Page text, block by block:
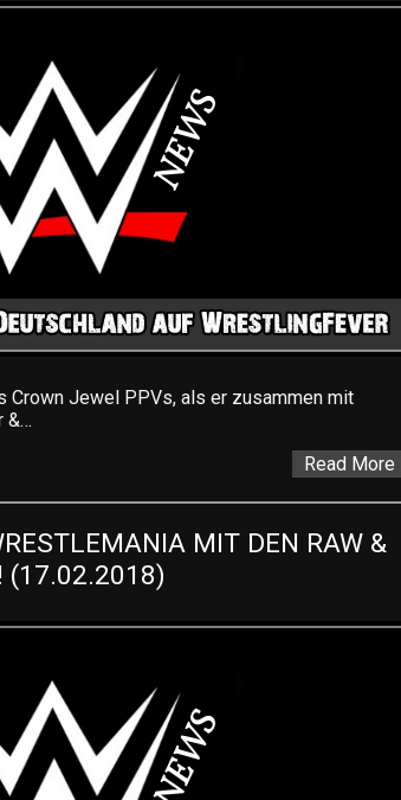
Crown Jewel PPVs, als er zusammen mit
&…
Read More
MIT DEN RAW &
(17.02.2018)